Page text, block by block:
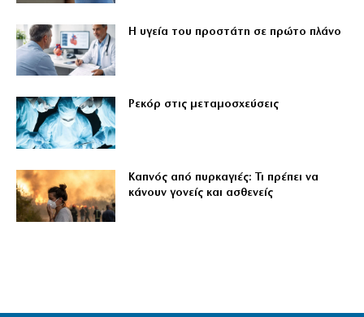
Η υγεία του προστάτη σε πρώτο πλάνο
Ρεκόρ στις μεταμοσχεύσεις
Καπνός από πυρκαγιές: Τι πρέπει να
κάνουν γονείς και ασθενείς